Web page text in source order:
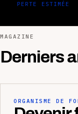
PERTE ESTIMÉE
MAGAZINE
Derniers
ORGANISME DE